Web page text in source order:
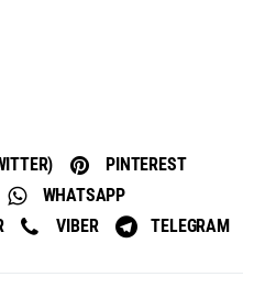
PINTEREST
WHATSAPP
VIBER TELEGRAM